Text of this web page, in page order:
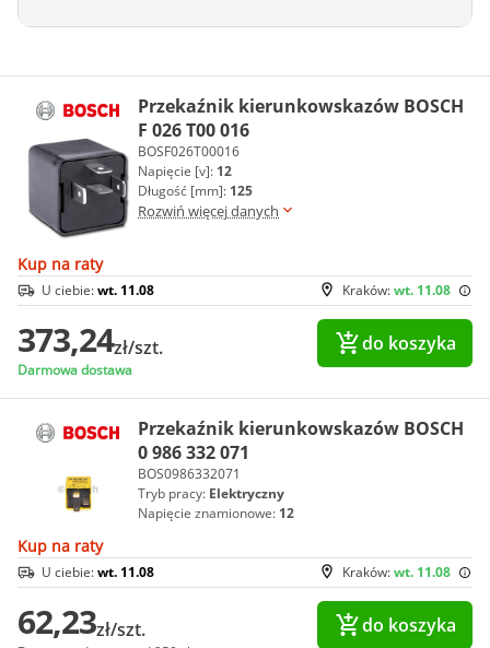
Przekaźnik kierunkowskazów BOSCH
F 026 T00 016
BOSF026T00016
Napięcie [v]: 12
Długość [mm]: 125
Rozwiń więcej danych
Kup na raty
Kraków:wt. 11.08
U ciebie:wt. 11.08
373,24zł/szt.
Darmowa dostawa
do koszyka
Przekaźnik kierunkowskazów BOSCH
0 986 332 071
BOS0986332071
Tryb pracy: Elektryczny
Napięcie znamionowe: 12
Kup na raty
Kraków:wt. 11.08
U ciebie:wt. 11.08
62,23zł/szt. do koszyka